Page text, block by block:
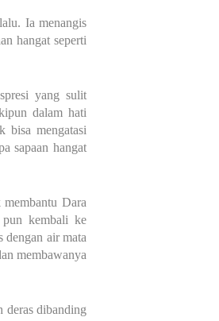
Ia menangis
hangat seperti
yang sulit
dalam hati
bisa mengatasi
sapaan hangat
Dara
pun kembali ke
dengan air mata
membawanya
deras dibanding